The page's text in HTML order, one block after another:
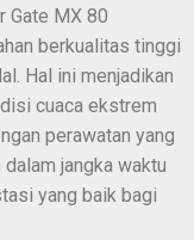
Gate MX 80
berkualitas tinggi
Hal ini menjadikan
cuaca ekstrem
perawatan yang
jangka waktu
yang baik bagi